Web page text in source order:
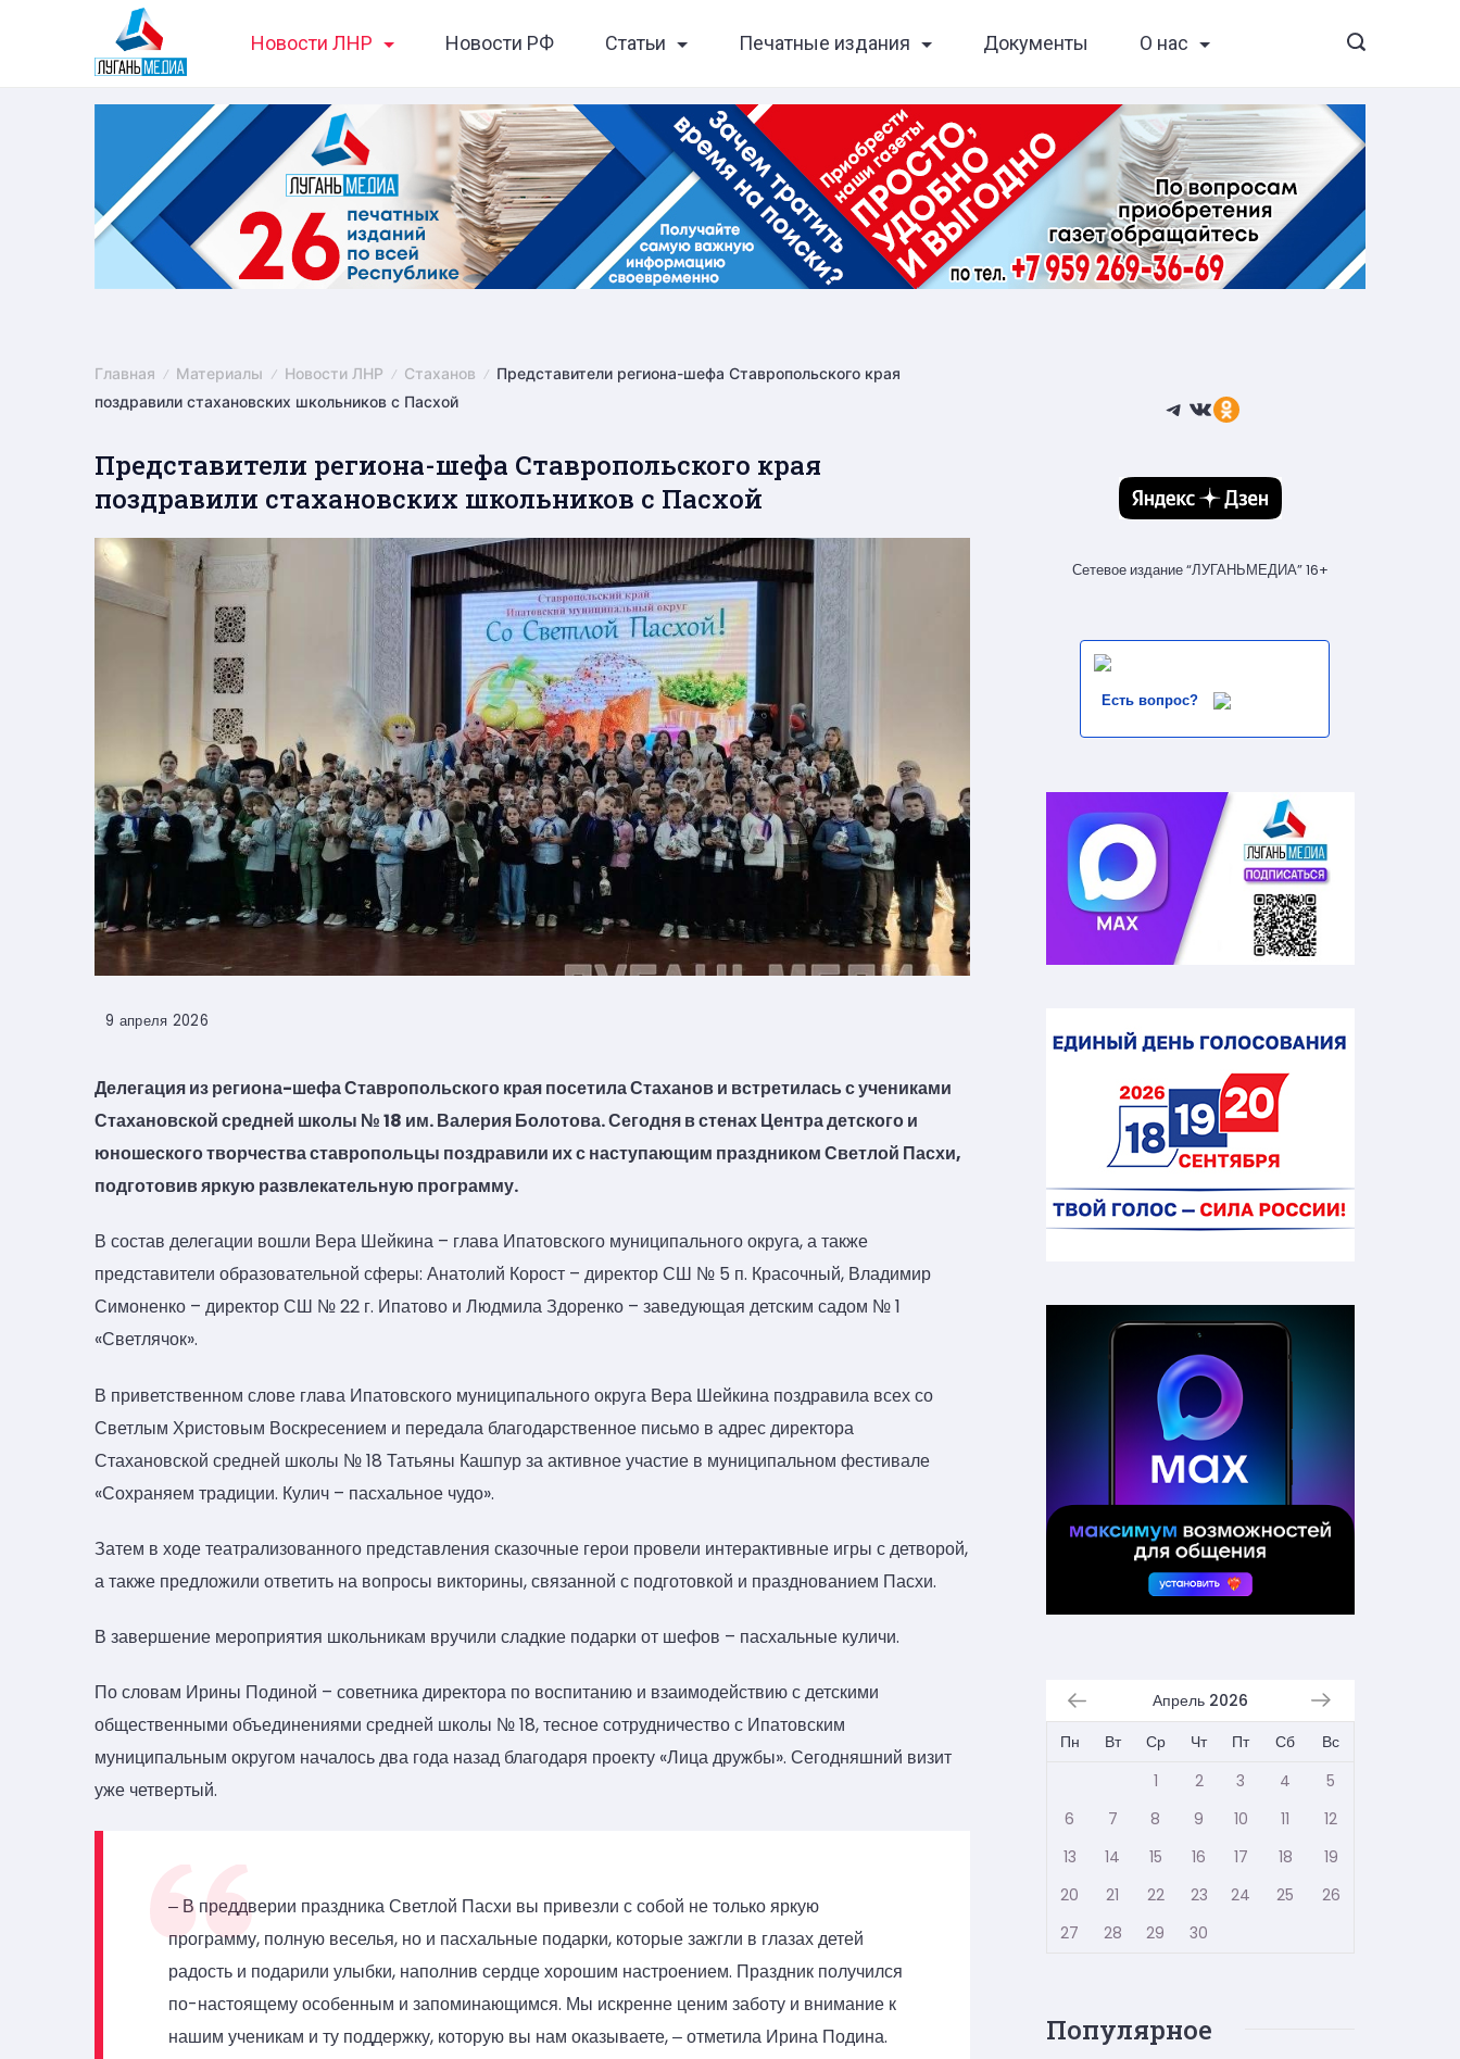
Новости ЛНР Новости РФ Статьи Печатные издания Документы О нас
Главная Материалы Новости ЛНР Стаханов
Представители региона-шефа Ставропольского края
поздравили стахановских школьников с Пасхой
Представители региона-шефа Ставропольского края
поздравили стахановских школьников с Пасхой
9 апреля 2026
Делегация из региона-шефа Ставропольского края посетила Стаханов и встретилась с учениками
Стахановской средней школы № 18 им. Валерия Болотова. Сегодня в стенах Центра детского и
юношеского творчества ставропольцы поздравили их с наступающим праздником Светлой Пасхи,
подготовив яркую развлекательную программу.
В состав делегации вошли Вера Шейкина – глава Ипатовского муниципального округа, а также
представители образовательной сферы: Анатолий Корост – директор СШ № 5 п. Красочный, Владимир
Симоненко – директор СШ № 22 г. Ипатово и Людмила Здоренко – заведующая детским садом № 1
«Светлячок».
В приветственном слове глава Ипатовского муниципального округа Вера Шейкина поздравила всех со
Светлым Христовым Воскресением и передала благодарственное письмо в адрес директора
Стахановской средней школы № 18 Татьяны Кашпур за активное участие в муниципальном фестивале
«Сохраняем традиции. Кулич – пасхальное чудо».
Затем в ходе театрализованного представления сказочные герои провели интерактивные игры с детворой,
а также предложили ответить на вопросы викторины, связанной с подготовкой и празднованием Пасхи.
В завершение мероприятия школьникам вручили сладкие подарки от шефов – пасхальные куличи.
По словам Ирины Подиной – советника директора по воспитанию и взаимодействию с детскими
общественными объединениями средней школы № 18, тесное сотрудничество с Ипатовским
муниципальным округом началось два года назад благодаря проекту «Лица дружбы». Сегодняшний визит
уже четвертый.
‒ В преддверии праздника Светлой Пасхи вы привезли с собой не только яркую
программу, полную веселья, но и пасхальные подарки, которые зажгли в глазах детей
радость и подарили улыбки, наполнив сердце хорошим настроением. Праздник получился
по-настоящему особенным и запоминающимся. Мы искренне ценим заботу и внимание к
нашим ученикам и ту поддержку, которую вы нам оказываете, ‒ отметила Ирина Подина.
Telegram
ВКонтакте
Ссылка
Сетевое издание “ЛУГАНЬМЕДИА” 16+
Есть вопрос?
Апрель 2026
Пн
Вт Ср Чт Пт Сб
Вс
1
2 3 4
5
6
7 8 9 10 11
12
13
14 15 16 17 18
19
20
21 22 23 24 25
26
27
28 29 30
Популярное